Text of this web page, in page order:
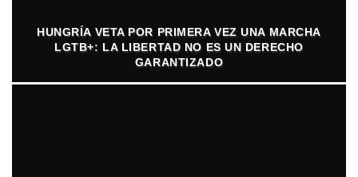
HUNGRÍA VETA POR PRIMERA VEZ UNA MARCHA
LGTB+: LA LIBERTAD NO ES UN DERECHO
GARANTIZADO